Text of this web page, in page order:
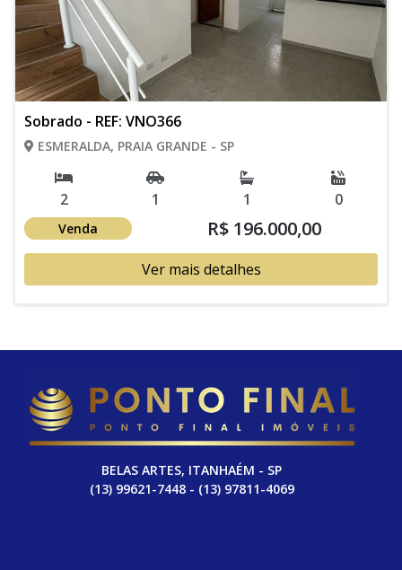
Sobrado - REF: VNO366
ESMERALDA, PRAIA GRANDE - SP
2 1 1 0
Venda R$ 196.000,00
Ver mais detalhes
BELAS ARTES, ITANHAÉM - SP
(13) 99621-7448 - (13) 97811-4069